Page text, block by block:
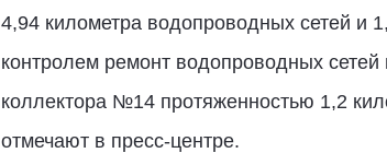
4,94 километра водопроводных сетей и
контролем ремонт водопроводных
коллектора №14 протяженностью 1,2
отмечают в пресс-центре.